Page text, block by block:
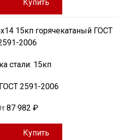
Купить
15кп горячекатаный ГОСТ
2006
стали: 15кп
ГОСТ 2591-2006
87 982 ₽
Купить